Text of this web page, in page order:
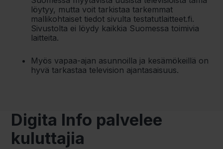
löytyy, mutta voit tarkistaa tarkemmat
mallikohtaiset tiedot sivulta testatutlaitteet.fi.
Sivustolta ei löydy kaikkia Suomessa toimivia
laitteita.
Myös vapaa-ajan asunnoilla ja kesämökeillä on
hyvä tarkastaa television ajantasaisuus.
Digita Info palvelee
kuluttajia